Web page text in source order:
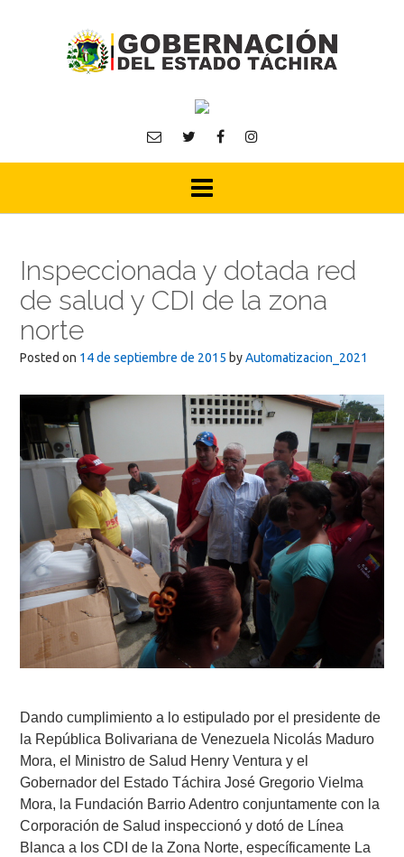
Inspeccionada y dotada red
de salud y CDI de la zona
norte
Posted on 14 de septiembre de 2015 byAutomatizacion_2021
Dando cumplimiento a lo estipulado por el presidente de
la República Bolivariana de Venezuela Nicolás Maduro
Mora, el Ministro de Salud Henry Ventura y el
Gobernador del Estado Táchira José Gregorio Vielma
Mora, la Fundación Barrio Adentro conjuntamente con la
Corporación de Salud inspeccionó y dotó de Línea
Blanca a los CDI de la Zona Norte, específicamente La